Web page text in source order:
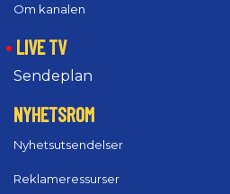
Om kanalen
LIVE TV
Sendeplan
NYHETSROM
Nyhetsutsendelser
Reklameressurser